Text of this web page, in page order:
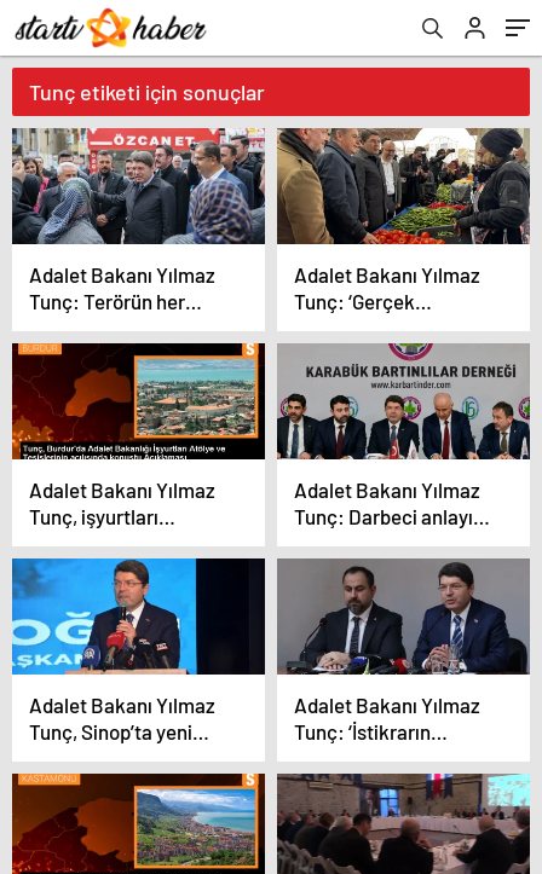
Tunç etiketi için sonuçlar
Adalet Bakanı Yılmaz
Tunç: Terörün her
türlüsünün kökünü
kazıyıncaya
mücadelemiz devam
edecek
Adalet Bakanı Yılmaz
Tunç: ‘Gerçek
belediyecilik’ AK
Parti’nin kuruluş
sebebidir
Adalet Bakanı Yılmaz
Tunç, işyurtları
sisteminin milli
ekonomiye katkısını
vurguladı
Adalet Bakanı Yılmaz
Tunç: Darbeci anlayışı
tarihe gömdük
Adalet Bakanı Yılmaz
Tunç, Sinop’ta yeni
anayasa mücadelesi
vereceğini açıkladı
Adalet Bakanı Yılmaz
Tunç: ‘İstikrarın
Yakalandığı Bir Süreci
Hep Beraber
Yaşayacağız’